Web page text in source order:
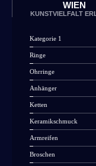
WIEN
KUNSTVIELFALT
Kategorie 1
Ringe
Ohrringe
Anhänger
Ketten
Keramikschmuck
Armreifen
Broschen